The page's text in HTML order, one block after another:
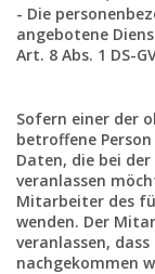
- Die
angebotene
Art. 8 Abs. 1 DS-
Sofern einer der
betroffene
Daten, die bei
veranlassen
Mitarbeiter des
wenden. Der
veranlassen,
nachgekommen